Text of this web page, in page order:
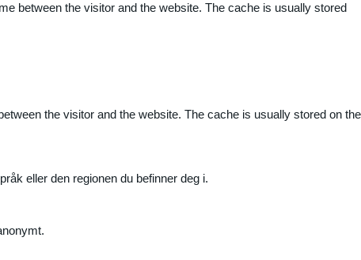
between the visitor and the website. The cache is usually stored
the visitor and the website. The cache is usually stored on the
eller den regionen du befinner deg i.